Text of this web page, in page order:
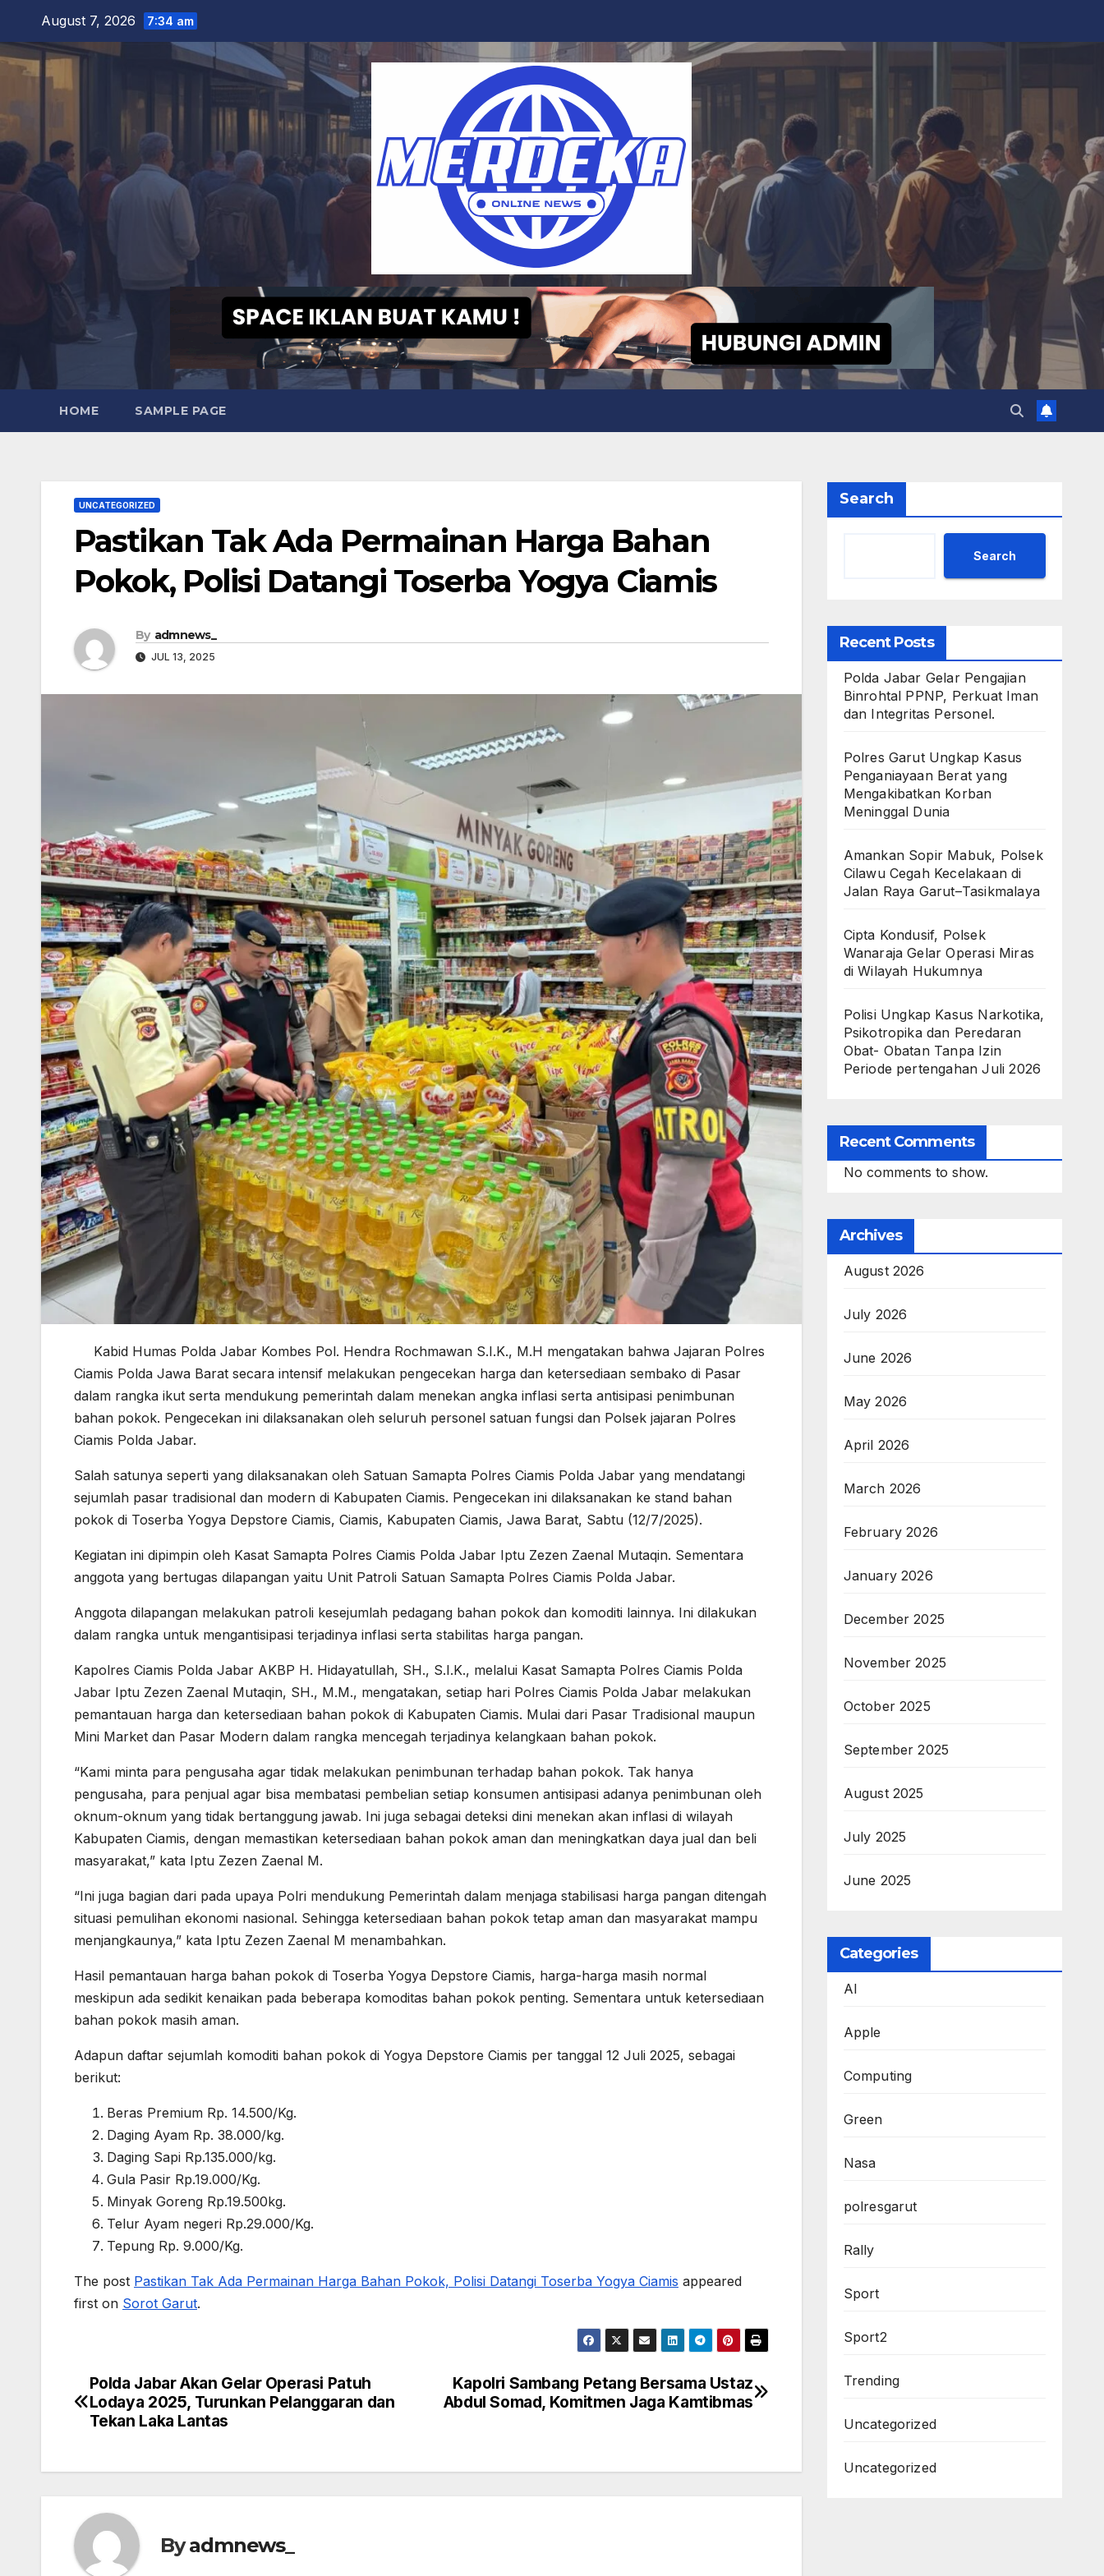
content
August 7, 2026 7:34 am
HOME SAMPLE PAGE
UNCATEGORIZED
Pastikan Tak Ada Permainan Harga Bahan
Pokok, Polisi Datangi Toserba Yogya Ciamis
By admnews_
JUL 13, 2025
Kabid Humas Polda Jabar Kombes Pol. Hendra Rochmawan S.I.K., M.H mengatakan bahwa Jajaran Polres
Ciamis Polda Jawa Barat secara intensif melakukan pengecekan harga dan ketersediaan sembako di Pasar
dalam rangka ikut serta mendukung pemerintah dalam menekan angka inflasi serta antisipasi penimbunan
bahan pokok. Pengecekan ini dilaksanakan oleh seluruh personel satuan fungsi dan Polsek jajaran Polres
Ciamis Polda Jabar.
Salah satunya seperti yang dilaksanakan oleh Satuan Samapta Polres Ciamis Polda Jabar yang mendatangi
sejumlah pasar tradisional dan modern di Kabupaten Ciamis. Pengecekan ini dilaksanakan ke stand bahan
pokok di Toserba Yogya Depstore Ciamis, Ciamis, Kabupaten Ciamis, Jawa Barat, Sabtu (12/7/2025).
Kegiatan ini dipimpin oleh Kasat Samapta Polres Ciamis Polda Jabar Iptu Zezen Zaenal Mutaqin. Sementara
anggota yang bertugas dilapangan yaitu Unit Patroli Satuan Samapta Polres Ciamis Polda Jabar.
Anggota dilapangan melakukan patroli kesejumlah pedagang bahan pokok dan komoditi lainnya. Ini dilakukan
dalam rangka untuk mengantisipasi terjadinya inflasi serta stabilitas harga pangan.
Kapolres Ciamis Polda Jabar AKBP H. Hidayatullah, SH., S.I.K., melalui Kasat Samapta Polres Ciamis Polda
Jabar Iptu Zezen Zaenal Mutaqin, SH., M.M., mengatakan, setiap hari Polres Ciamis Polda Jabar melakukan
pemantauan harga dan ketersediaan bahan pokok di Kabupaten Ciamis. Mulai dari Pasar Tradisional maupun
Mini Market dan Pasar Modern dalam rangka mencegah terjadinya kelangkaan bahan pokok.
“Kami minta para pengusaha agar tidak melakukan penimbunan terhadap bahan pokok. Tak hanya
pengusaha, para penjual agar bisa membatasi pembelian setiap konsumen antisipasi adanya penimbunan oleh
oknum-oknum yang tidak bertanggung jawab. Ini juga sebagai deteksi dini menekan akan inflasi di wilayah
Kabupaten Ciamis, dengan memastikan ketersediaan bahan pokok aman dan meningkatkan daya jual dan beli
masyarakat,” kata Iptu Zezen Zaenal M.
“Ini juga bagian dari pada upaya Polri mendukung Pemerintah dalam menjaga stabilisasi harga pangan ditengah
situasi pemulihan ekonomi nasional. Sehingga ketersediaan bahan pokok tetap aman dan masyarakat mampu
menjangkaunya,” kata Iptu Zezen Zaenal M menambahkan.
Hasil pemantauan harga bahan pokok di Toserba Yogya Depstore Ciamis, harga-harga masih normal
meskipun ada sedikit kenaikan pada beberapa komoditas bahan pokok penting. Sementara untuk ketersediaan
bahan pokok masih aman.
Adapun daftar sejumlah komoditi bahan pokok di Yogya Depstore Ciamis per tanggal 12 Juli 2025, sebagai
berikut:
Beras Premium Rp. 14.500/Kg.
Daging Ayam Rp. 38.000/kg.
Daging Sapi Rp.135.000/kg.
Gula Pasir Rp.19.000/Kg.
Minyak Goreng Rp.19.500kg.
Telur Ayam negeri Rp.29.000/Kg.
Tepung Rp. 9.000/Kg.
The post Pastikan Tak Ada Permainan Harga Bahan Pokok, Polisi Datangi Toserba Yogya Ciamis appeared
first on Sorot Garut.
Post
navigation
Kapolri Sambang Petang Bersama Ustaz
Abdul Somad, Komitmen Jaga Kamtibmas
Polda Jabar Akan Gelar Operasi Patuh
Lodaya 2025, Turunkan Pelanggaran dan
Tekan Laka Lantas
Byadmnews_
Search
Search
Recent Posts
Polda Jabar Gelar Pengajian
Binrohtal PPNP, Perkuat Iman
dan Integritas Personel.
Polres Garut Ungkap Kasus
Penganiayaan Berat yang
Mengakibatkan Korban
Meninggal Dunia
Amankan Sopir Mabuk, Polsek
Cilawu Cegah Kecelakaan di
Jalan Raya Garut–Tasikmalaya
Cipta Kondusif, Polsek
Wanaraja Gelar Operasi Miras
di Wilayah Hukumnya
Polisi Ungkap Kasus Narkotika,
Psikotropika dan Peredaran
Obat- Obatan Tanpa Izin
Periode pertengahan Juli 2026
Recent Comments
No comments to show.
Archives
August 2026
July 2026
June 2026
May 2026
April 2026
March 2026
February 2026
January 2026
December 2025
November 2025
October 2025
September 2025
August 2025
July 2025
June 2025
Categories
AI
Apple
Computing
Green
Nasa
polresgarut
Rally
Sport
Sport2
Trending
Uncategorized
Uncategorized